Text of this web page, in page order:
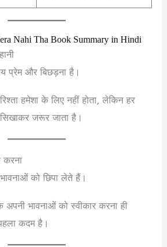
Nahi Tha Book Summary in Hindi
प्रेम और बिछड़ना है।
हमेशा के लिए नहीं होता, लेकिन हर
सिखाकर जरूर जाता है।
करना
को छिपा लेते हैं।
भावनाओं को स्वीकार करना ही
कदम है।